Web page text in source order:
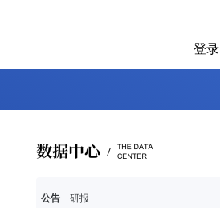
登录
公告 研报